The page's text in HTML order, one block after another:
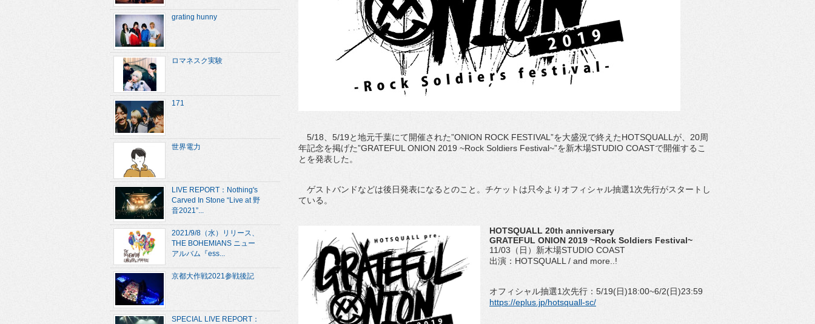
5/18、5/19と地元千葉にて開催された”ONION ROCK FESTIVAL”を大盛況で終えたHOTSQUALLが、20周
年記念を掲げた”GRATEFUL ONION 2019 ~Rock Soldiers Festival~”を新木場STUDIO COASTで開催するこ
とを発表した。
ゲストバンドなどは後日発表になるとのこと。チケットは只今よりオフィシャル抽選1次先行がスタートし
ている。
HOTSQUALL 20th anniversary
GRATEFUL ONION 2019 ~Rock Soldiers Festival~
11/03（日）新木場STUDIO COAST
出演：HOTSQUALL / and more..!
オフィシャル抽選1次先行：5/19(日)18:00~6/2(日)23:59
https://eplus.jp/hotsquall-sc/
grating hunny
ロマネスク実験
171
世界電力
LIVE REPORT：Nothing's
Carved In Stone “Live at 野
音2021”...
2021/9/8（水）リリース、
THE BOHEMIANS ニュー
アルバム『ess...
京都大作戦2021参戦後記
SPECIAL LIVE REPORT：